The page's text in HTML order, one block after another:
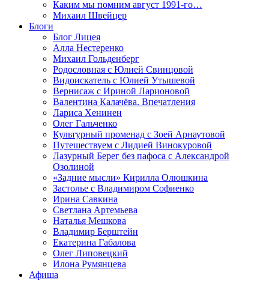
Каким мы помним август 1991-го…
Михаил Швейцер
Блоги
Блог Лицея
Алла Нестеренко
Михаил Гольденберг
Родословная с Юлией Свинцовой
Видоискатель с Юлией Утышевой
Вернисаж с Ириной Ларионовой
Валентина Калачёва. Впечатления
Лариса Хенинен
Олег Гальченко
Культурный променад с Зоей Арнаутовой
Путешествуем с Лидией Винокуровой
Лазурный Берег без пафоса с Александрой
Озолиной
«Задние мысли» Кирилла Олюшкина
Застолье с Владимиром Софиенко
Ирина Савкина
Светлана Артемьева
Наталья Мешкова
Владимир Берштейн
Екатерина Габалова
Олег Липовецкий
Илона Румянцева
Афиша